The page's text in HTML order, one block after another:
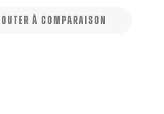
À COMPARAISON